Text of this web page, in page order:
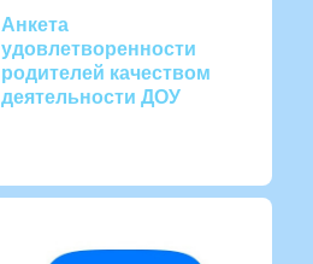
Анкета
удовлетворенности
родителей качеством
деятельности ДОУ